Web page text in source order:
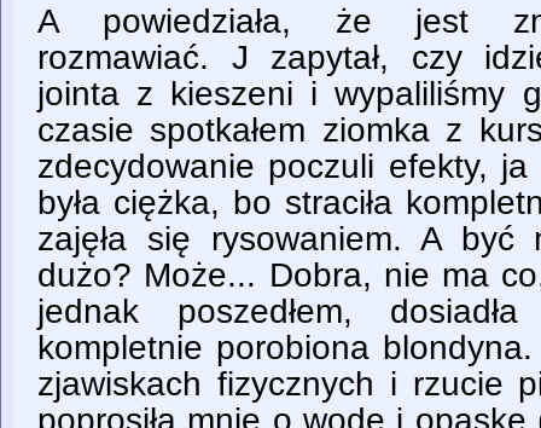
A powiedziała, że jest
rozmawiać. J zapytał, czy
jointa z kieszeni i wypaliliśmy
czasie spotkałem ziomka z
zdecydowanie poczuli efekty,
była ciężka, bo straciła
zajęła się rysowaniem. A
dużo? Może... Dobra, nie ma
jednak poszedłem,
kompletnie porobiona
zjawiskach fizycznych i rzucie
poprosiła mnie o wodę i opaskę